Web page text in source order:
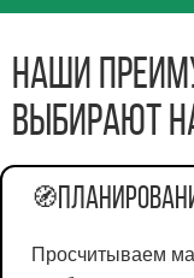
Наши
выбирают
🧭
Просчитываем